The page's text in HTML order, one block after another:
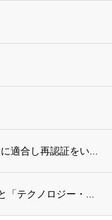
適合し再認証をい...
テクノロジー・...